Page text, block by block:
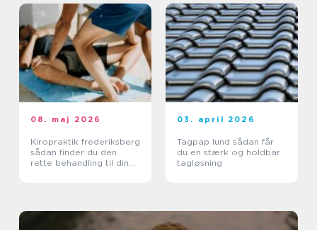
08. maj 2026
Kiropraktik frederiksberg
sådan finder du den
rette behandling til din
03. april 2026
Tagpap lund sådan får
du en stærk og holdbar
tagløsning